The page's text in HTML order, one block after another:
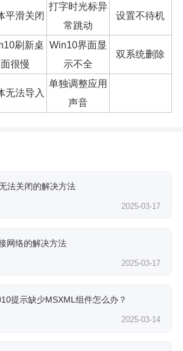
平滑关闭
打字时光标异
常跳动
设置不待机
刷新桌
面很慢
Win10界面显
示不全
双系统删除
无法导入
单独调整应用
声音
法关闭的解决方法
2025-03-17
网络的解决方法
2025-03-17
提示缺少MSXML组件怎么办？
2025-03-14